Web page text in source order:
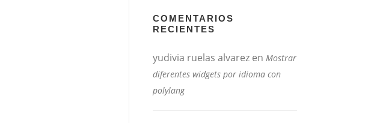
COMENTARIOS
RECIENTES
yudivia ruelas alvarez en Mostrar
diferentes widgets por idioma con
polylang